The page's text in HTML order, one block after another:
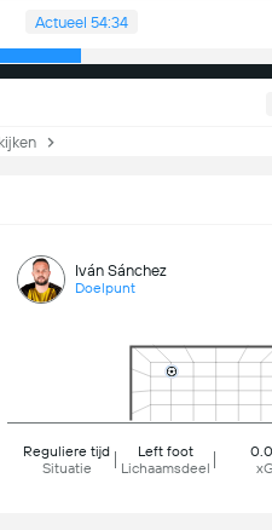
Actueel 54:34
Iván Sánchez
Doelpunt
Reguliere tijd
Situatie
Left foot
Lichaamsdeel